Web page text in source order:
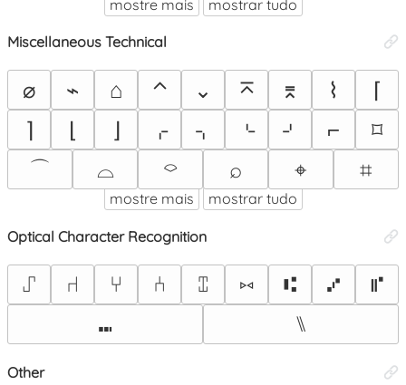
mostre mais mostrar tudo
Miscellaneous Technical
⌀ ⌁ ⌂ ⌃ ⌄ ⌅ ⌆ ⌇
⌈
⌉
⌊ ⌋ ⌌ ⌍ ⌎ ⌏ ⌐
⌑
⌒
⌓ ⌔ ⌕ ⌖ ⌗
mostre mais mostrar tudo
Optical Character Recognition
⑀ ⑁ ⑂ ⑃ ⑄ ⑅ ⑆ ⑇
⑈
⑉
⑊
Other